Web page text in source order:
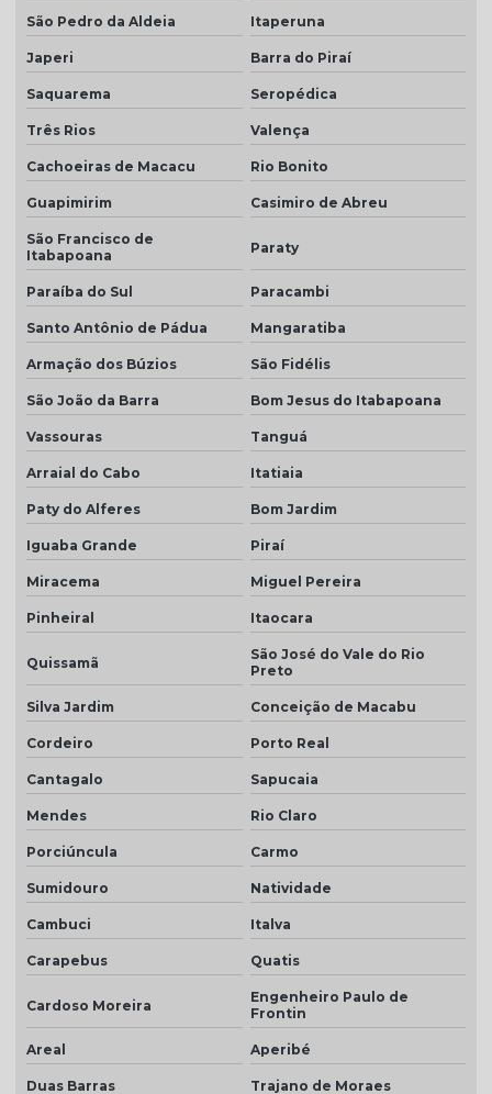
Telha de concreto esmaltada
Telha de concreto grafite
Telha de concreto pintada
Telha de concreto preço
Telha de concreto valor
Telha para construção civil
Telha dupla americana
Telha dupla colonial
Telha dupla preço
Telha dupla romana
Telha em monte carmelo
Telha esmaltado caramelo
Telha grafite
Telha grafite esmaltada
Telha hidrofugada
Telha hidrofugada preço
Telha marfim
Telha marfim preço
Telha marrom
Telha natural
Telha natural romana
Telha palha
Telha piso
São Pedro da Aldeia Itaperuna
Japeri Barra do Piraí
Saquarema Seropédica
Três Rios Valença
Cachoeiras de Macacu Rio Bonito
Guapimirim Casimiro de Abreu
São Francisco de
Itabapoana
Paraty
Paraíba do Sul Paracambi
Santo Antônio de Pádua Mangaratiba
Armação dos Búzios São Fidélis
São João da Barra Bom Jesus do Itabapoana
Vassouras Tanguá
Arraial do Cabo Itatiaia
Paty do Alferes Bom Jardim
Iguaba Grande Piraí
Miracema Miguel Pereira
Pinheiral Itaocara
Quissamã
São José do Vale do Rio
Preto
Silva Jardim Conceição de Macabu
Cordeiro Porto Real
Cantagalo Sapucaia
Mendes Rio Claro
Porciúncula Carmo
Sumidouro Natividade
Cambuci Italva
Carapebus Quatis
Cardoso Moreira
Engenheiro Paulo de
Frontin
Areal Aperibé
Duas Barras Trajano de Moraes